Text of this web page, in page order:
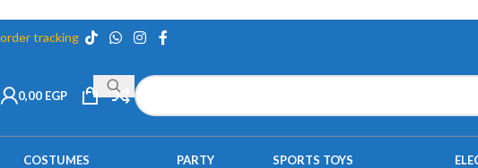
order tracking
0,00 EGP
SPORTS TOYS
PARTY
COSTUMES